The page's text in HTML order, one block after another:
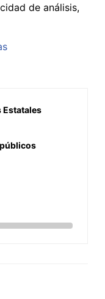
de análisis,
Estatales